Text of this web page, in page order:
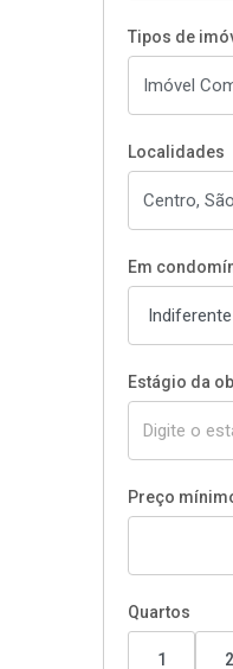
Tipos de
Localidades
Em
Estágio da
Preço
Quartos
1 2